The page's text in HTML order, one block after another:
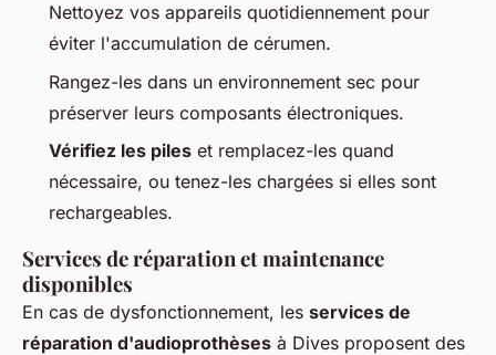
Nettoyez vos appareils quotidiennement pour
éviter l'accumulation de cérumen.
Rangez-les dans un environnement sec pour
préserver leurs composants électroniques.
Vérifiez les piles et remplacez-les quand
nécessaire, ou tenez-les chargées si elles sont
rechargeables.
Services de réparation et maintenance
disponibles
En cas de dysfonctionnement, les services de
réparation d'audioprothèses à Dives proposent des